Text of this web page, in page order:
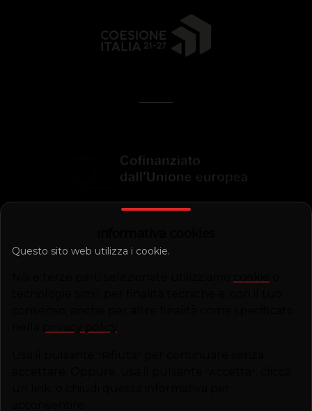
Questo sito web utilizza i cookie.